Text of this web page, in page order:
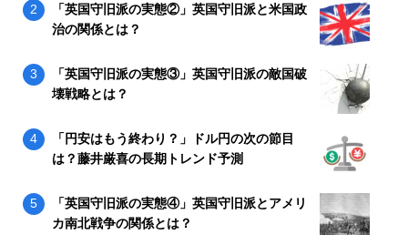
「英国守旧派の実態②」英国守旧派と米国政
治の関係とは？
「英国守旧派の実態③」英国守旧派の敵国破
壊戦略とは？
「円安はもう終わり？」ドル円の次の節目
は？藤井厳喜の長期トレンド予測
「英国守旧派の実態④」英国守旧派とアメリ
カ南北戦争の関係とは？